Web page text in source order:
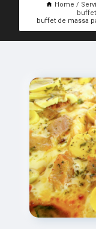
Home
buffet de massa